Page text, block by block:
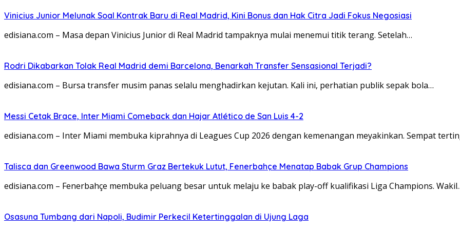
Vinicius Junior Melunak Soal Kontrak Baru di Real Madrid, Kini Bonus dan Hak Citra Jadi Fokus Negosiasi
edisiana.com – Masa depan Vinicius Junior di Real Madrid tampaknya mulai menemui titik terang. Setelah…
Rodri Dikabarkan Tolak Real Madrid demi Barcelona, Benarkah Transfer Sensasional Terjadi?
edisiana.com – Bursa transfer musim panas selalu menghadirkan kejutan. Kali ini, perhatian publik sepak bola…
Messi Cetak Brace, Inter Miami Comeback dan Hajar Atlético de San Luis 4-2
edisiana.com – Inter Miami membuka kiprahnya di Leagues Cup 2026 dengan kemenangan meyakinkan. Sempat
Talisca dan Greenwood Bawa Sturm Graz Bertekuk Lutut, Fenerbahçe Menatap Babak Grup Champions
edisiana.com – Fenerbahçe membuka peluang besar untuk melaju ke babak play-off kualifikasi Liga Champions.
Osasuna Tumbang dari Napoli, Budimir Perkecil Ketertinggalan di Ujung Laga